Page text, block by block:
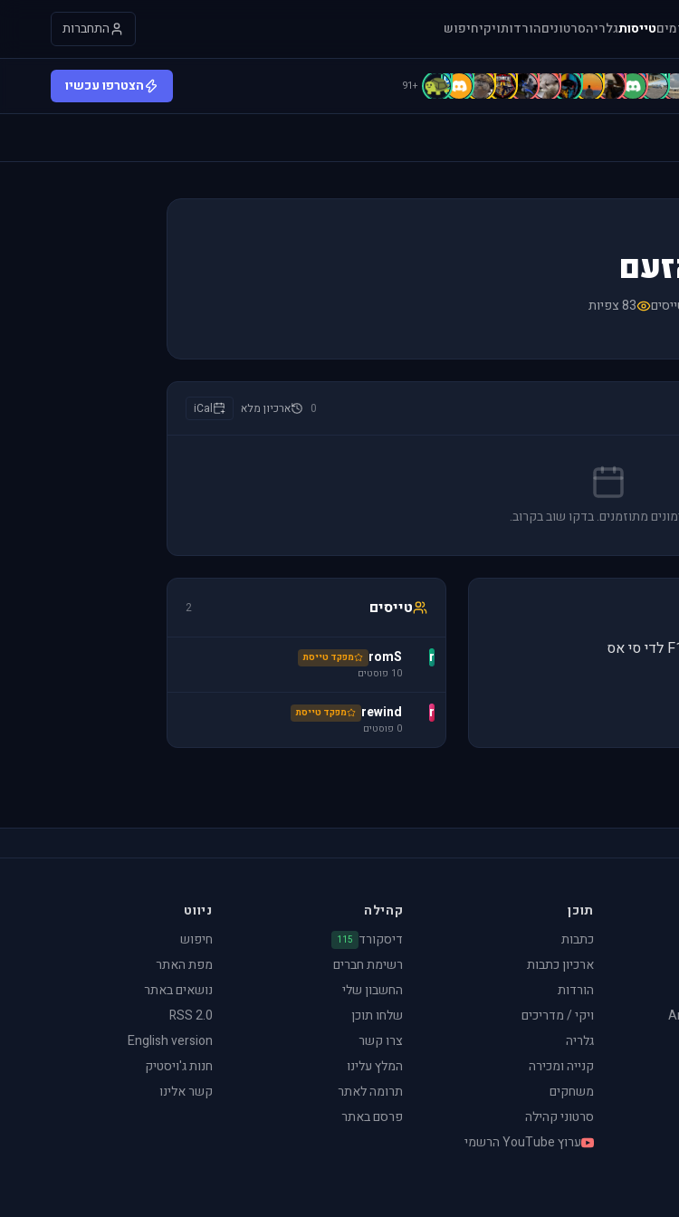
טייסותגלריהסרטוניםהורדותויקיחיפוש התחברות
[
a
A
A
A
A
A
b
B
B
C
+91 הצטרפו עכשיו
83 צפיות
0 ארכיון מלא iCal
מתוזמנים. בדקו שוב בקרוב.
טייסים 2
r
romS מפקד טייסת
10 פוסטים
r
rewind מפקד טייסת
0 פוסטים
תוכן
כתבות
ארכיון כתבות
הורדות
ויקי / מדריכים
גלריה
קנייה ומכירה
משחקים
סרטוני קהילה
ערוץ YouTube הרשמי
קהילה
דיסקורד 115
רשימת חברים
החשבון שלי
שלחו תוכן
צרו קשר
המלץ עלינו
תרומה לאתר
פרסם באתר
ניווט
חיפוש
מפת האתר
נושאים באתר
RSS 2.0
English version
חנות ג'ויסטיק
קשר אלינו